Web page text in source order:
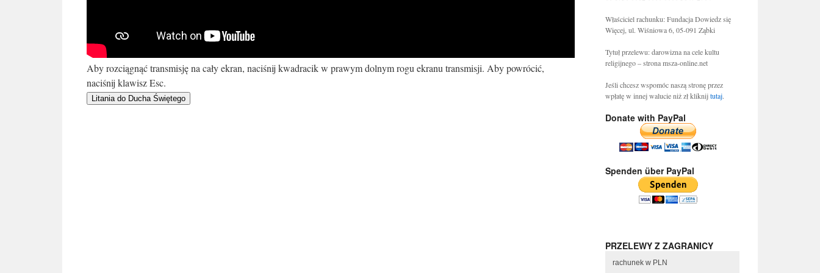
Aby rozciągnąć transmisję na cały ekran, naciśnij kwadracik w prawym dolnym rogu ekranu transmisji. Aby powrócić,
naciśnij klawisz Esc.
Litania do Ducha Świętego
Właściciel rachunku: Fundacja Dowiedz się
Więcej, ul. Wiśniowa 6, 05-091 Ząbki
Tytuł przelewu: darowizna na cele kultu
religijnego – strona msza-online.net
Jeśli chcesz wspomóc naszą stronę przez
wpłatę w innej walucie niż zł kliknijtutaj.
Donate with PayPal
Spenden über PayPal
PRZELEWY Z ZAGRANICY
rachunek w PLN